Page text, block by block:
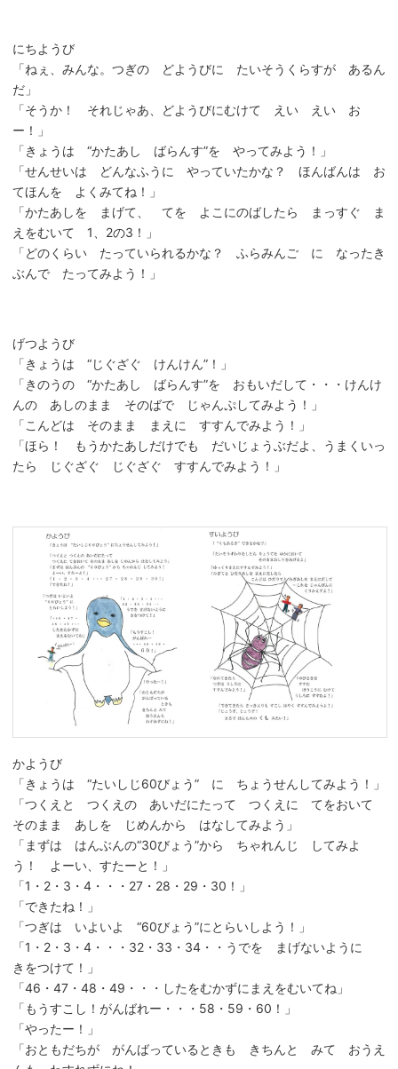
にちようび
「ねぇ、みんな。つぎの どようびに たいそうくらすが あるん
だ」
「そうか！ それじゃあ、どようびにむけて えい えい お
ー！」
「きょうは “かたあし ばらんす”を やってみよう！」
「せんせいは どんなふうに やっていたかな？ ほんばんは お
てほんを よくみてね！」
「かたあしを まげて、 てを よこにのばしたら まっすぐ ま
えをむいて 1、2の3！」
「どのくらい たっていられるかな？ ふらみんご に なったき
ぶんで たってみよう！」
げつようび
「きょうは “じぐざぐ けんけん”！」
「きのうの “かたあし ばらんす”を おもいだして・・・けんけ
んの あしのまま そのばで じゃんぷしてみよう！」
「こんどは そのまま まえに すすんでみよう！」
「ほら！ もうかたあしだけでも だいじょうぶだよ、うまくいっ
たら じぐざぐ じぐざぐ すすんでみよう！」
かようび
「きょうは “たいしじ60びょう” に ちょうせんしてみよう！」
「つくえと つくえの あいだにたって つくえに てをおいて
そのまま あしを じめんから はなしてみよう」
「まずは はんぶんの“30びょう”から ちゃれんじ してみよ
う！ よーい、すたーと！」
「1・2・3・4・・・27・28・29・30！」
「できたね！」
「つぎは いよいよ “60びょう”にとらいしよう！」
「1・2・3・4・・・32・33・34・・うでを まげないように
きをつけて！」
「46・47・48・49・・・したをむかずにまえをむいてね」
「もうすこし！がんばれー・・・58・59・60！」
「やったー！」
「おともだちが がんばっているときも きちんと みて おうえ